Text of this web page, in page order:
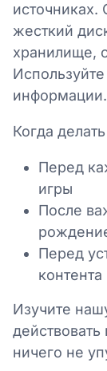
жесткий
хранилище,
информации.
Когда
Перед
игры
После
Перед
контента
Изучите
ничего не